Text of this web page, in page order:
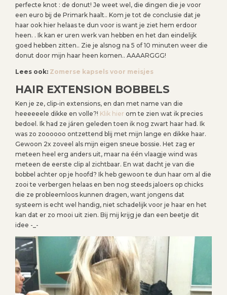
perfecte knot : de donut! Je weet wel, die dingen die je voor
een euro bij de Primark haalt.. Kom je tot de conclusie dat je
haar ook hier helaas te dun voor is want je ziet hem erdoor
heen. . Ik kan er uren werk van hebben en het dan eindelijk
goed hebben zitten.. Zie je alsnog na 5 of 10 minuten weer die
donut door mijn haar heen komen.. AAAARGGG!
Lees ook: Zomerse kapsels voor meisjes
HAIR EXTENSION BOBBELS
Ken je ze, clip-in extensions, en dan met name van die
heeeeeele dikke en volle?! Klik hier om te zien wat ik precies
bedoel. Ik had ze járen geleden toen ik nog zwart haar had. Ik
was zo zoooooo ontzettend blij met mijn lange en dikke haar.
Gewoon 2x zoveel als mijn eigen sneue bossie. Het zag er
meteen heel erg anders uit, maar na één vlaagje wind was
meteen de eerste clip al zichtbaar. En wat dacht je van die
bobbel achter op je hoofd? Ik heb gewoon te dun haar om al die
zooi te verbergen helaas en ben nog steeds jaloers op chicks
die ze probleemloos kunnen dragen, want jongens dat
systeem is echt wel handig, niet schadelijk voor je haar en het
kan dat er zo mooi uit zien. Bij mij krijg je dan een beetje dit
idee -_-